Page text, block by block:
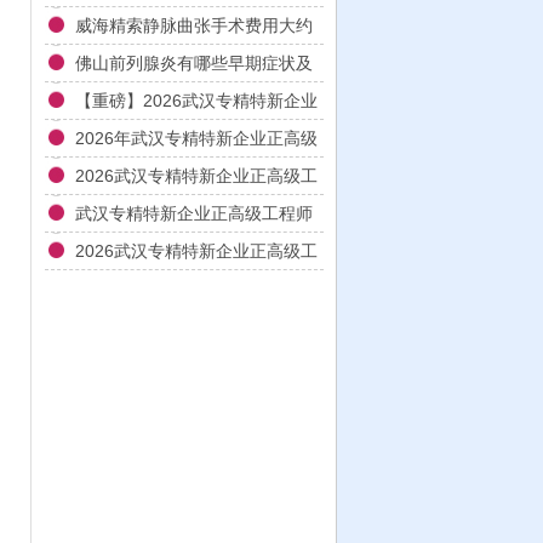
威海精索静脉曲张手术费用大约
多少
佛山前列腺炎有哪些早期症状及
检查项目
【重磅】2026武汉专精特新企业
正高级工程师认证核心条件解读
与一对一辅导方案
2026年武汉专精特新企业正高级
工程师职称评审全流程实战辅导
与材料撰写指南
2026武汉专精特新企业正高级工
程师申报全流程实操辅导与业绩
材料优化指南
武汉专精特新企业正高级工程师
职称申报材料填报与答辩辅导实
2026武汉专精特新企业正高级工